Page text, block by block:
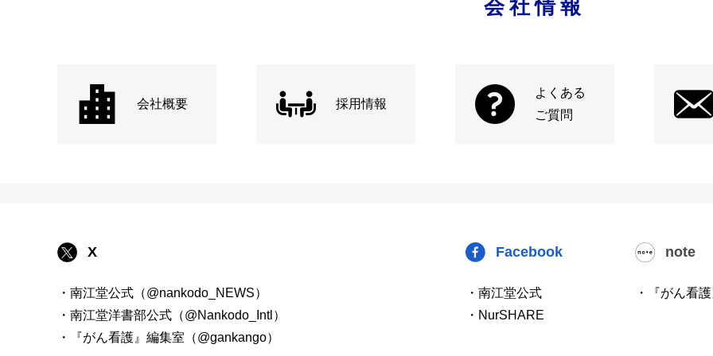
会社情報
会社概要 採用情報
よくある
ご質問
X
・南江堂公式（@nankodo_NEWS）
・南江堂洋書部公式（@Nankodo_Intl）
・『がん看護』編集室（@gankango）
Facebook
・南江堂公式
・NurSHARE
note
・『がん看